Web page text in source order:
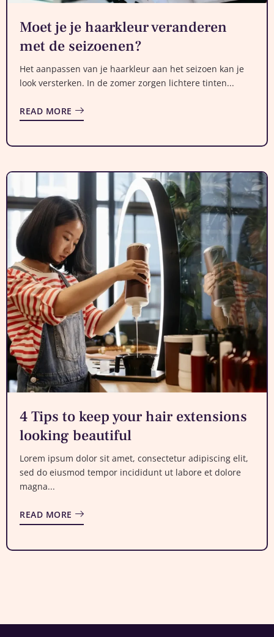
Moet je je haarkleur veranderen
met de seizoenen?
Het aanpassen van je haarkleur aan het seizoen kan je
look versterken. In de zomer zorgen lichtere tinten...
READ MORE
4 Tips to keep your hair extensions
looking beautiful
Lorem ipsum dolor sit amet, consectetur adipiscing elit,
sed do eiusmod tempor incididunt ut labore et dolore
magna...
READ MORE